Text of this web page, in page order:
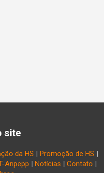
site
da HS | Promoção de HS |
Anpepp | Notícias | Contato |